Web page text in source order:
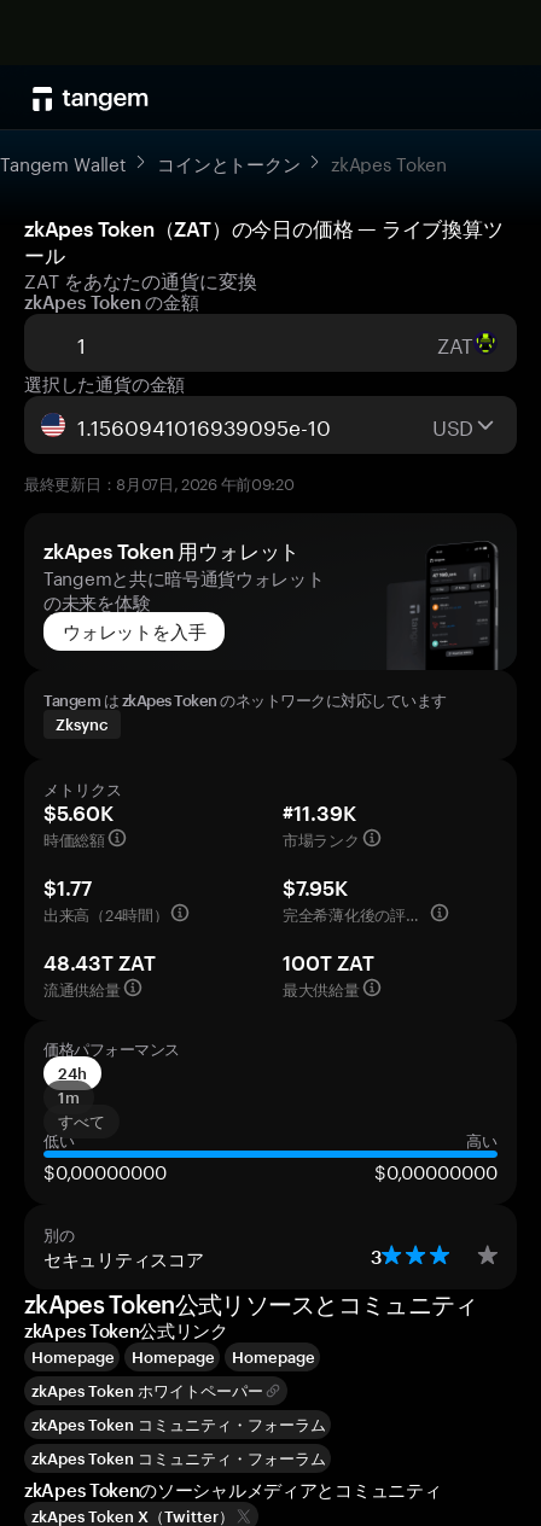
Tangem Wallet コインとトークン zkApes Token
zkApes Token（ZAT）の今日の価格 — ライブ換算ツ
ール
ZAT をあなたの通貨に変換
zkApes Token の金額
ZAT
選択した通貨の金額
USD
最終更新日：8月07日, 2026 午前09:20
zkApes Token 用ウォレット
Tangemと共に暗号通貨ウォレット
の未来を体験
ウォレットを入手
Tangem は zkApes Token のネットワークに対応しています
Zksync
メトリクス
$5.60K
時価総額
#11.39K
市場ランク
$1.77
出来高（24時間）
$7.95K
完全希薄化後の評価額
48.43T ZAT
流通供給量
100T ZAT
最大供給量
価格パフォーマンス
24h
1m
すべて
低い
高い
$0,00000000 $0,00000000
別の
セキュリティスコア 3
zkApes Token公式リソースとコミュニティ
zkApes Token公式リンク
Homepage Homepage
Homepage
zkApes Token ホワイトペーパー
zkApes Token コミュニティ・フォーラム
zkApes Token コミュニティ・フォーラム
zkApes Tokenのソーシャルメディアとコミュニティ
zkApes Token X（Twitter）